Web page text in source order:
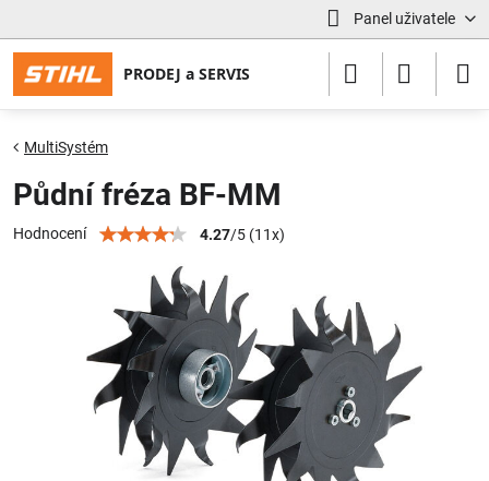
Panel uživatele
MultiSystém
Půdní fréza BF-MM
Hodnocení 4.27/5 (11x)